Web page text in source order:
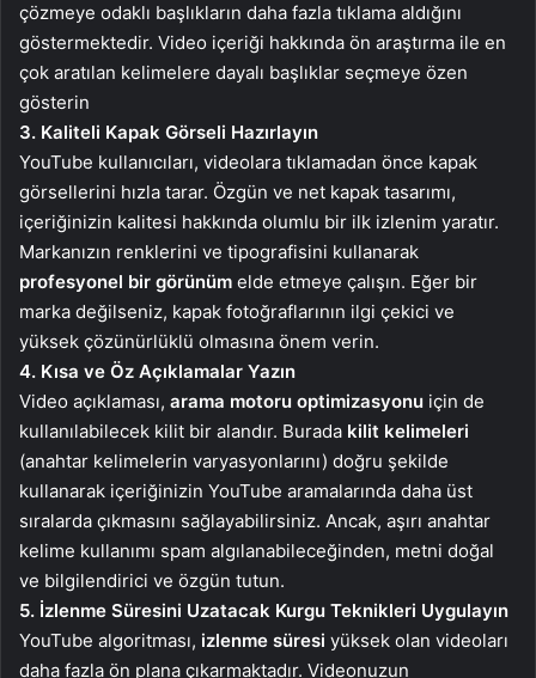
çözmeye odaklı başlıkların daha fazla tıklama aldığını
göstermektedir. Video içeriği hakkında ön araştırma ile en
çok aratılan kelimelere dayalı başlıklar seçmeye özen
gösterin
3. Kaliteli Kapak Görseli Hazırlayın
YouTube kullanıcıları, videolara tıklamadan önce kapak
görsellerini hızla tarar. Özgün ve net kapak tasarımı,
içeriğinizin kalitesi hakkında olumlu bir ilk izlenim yaratır.
Markanızın renklerini ve tipografisini kullanarak
profesyonel bir görünüm elde etmeye çalışın. Eğer bir
marka değilseniz, kapak fotoğraflarının ilgi çekici ve
yüksek çözünürlüklü olmasına önem verin.
4. Kısa ve Öz Açıklamalar Yazın
Video açıklaması, arama motoru optimizasyonu için de
kullanılabilecek kilit bir alandır. Burada kilit kelimeleri
(anahtar kelimelerin varyasyonlarını) doğru şekilde
kullanarak içeriğinizin YouTube aramalarında daha üst
sıralarda çıkmasını sağlayabilirsiniz. Ancak, aşırı anahtar
kelime kullanımı spam algılanabileceğinden, metni doğal
ve bilgilendirici ve özgün tutun.
5. İzlenme Süresini Uzatacak Kurgu Teknikleri Uygulayın
YouTube algoritması, izlenme süresi yüksek olan videoları
daha fazla ön plana çıkarmaktadır. Videonuzun